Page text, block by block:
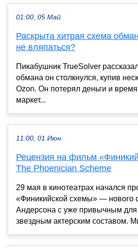
01:00, 05 Май
Раскрыта хитрая схема
не вляпаться?
Пикабушник TrueSolver
обмана он столкнулся, купив
Ozon. Он потерял деньги и
маркет...
11:00, 01 Июн
Рецензия на фильм
The Phoenician Scheme
29 мая в кинотеатрах начался
«Финикийской схемы» — нового
Андерсона с уже привычным для
звездным актерским составом.